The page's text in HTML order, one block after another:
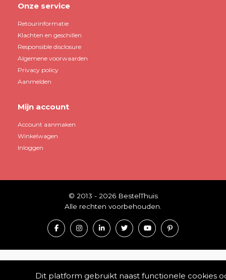
Onze service
Retourinformatie
Klachten en geschillen
Responsible disclosure
Algemene voorwaarden
Privacy policy
Aanmelden
Mijn account
Account aanmaken
Winkelwagen
Inloggen
© 2013 - 2026 BestelThuis
Alle rechten voorbehouden.
Dit platform gebruikt naast functionele cookies